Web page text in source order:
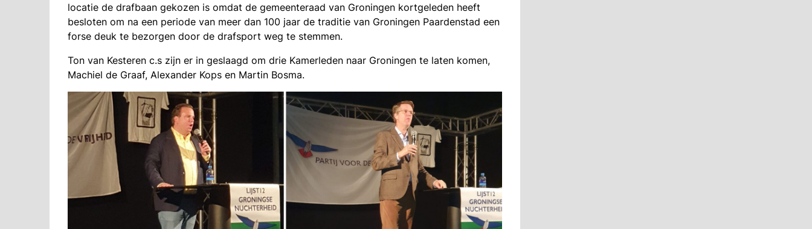
locatie de drafbaan gekozen is omdat de gemeenteraad van Groningen kortgeleden heeft
besloten om na een periode van meer dan 100 jaar de traditie van Groningen Paardenstad een
forse deuk te bezorgen door de drafsport weg te stemmen.
Ton van Kesteren c.s zijn er in geslaagd om drie Kamerleden naar Groningen te laten komen,
Machiel de Graaf, Alexander Kops en Martin Bosma.